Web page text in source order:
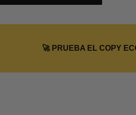
🚀 PRUEBA EL COPY